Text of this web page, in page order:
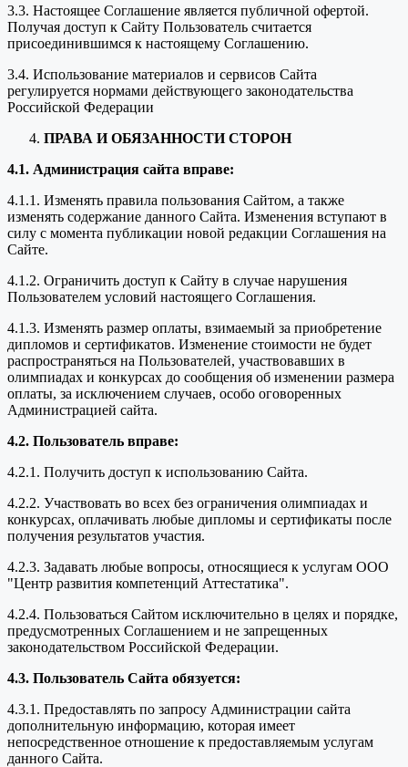
3.3. Настоящее Соглашение является публичной офертой.
Получая доступ к Сайту Пользователь считается
присоединившимся к настоящему Соглашению.
3.4. Использование материалов и сервисов Сайта
регулируется нормами действующего законодательства
Российской Федерации
ПРАВА И ОБЯЗАННОСТИ СТОРОН
4.1. Администрация сайта вправе:
4.1.1. Изменять правила пользования Сайтом, а также
изменять содержание данного Сайта. Изменения вступают в
силу с момента публикации новой редакции Соглашения на
Сайте.
4.1.2. Ограничить доступ к Сайту в случае нарушения
Пользователем условий настоящего Соглашения.
4.1.3. Изменять размер оплаты, взимаемый за приобретение
дипломов и сертификатов. Изменение стоимости не будет
распространяться на Пользователей, участвовавших в
олимпиадах и конкурсах до сообщения об изменении размера
оплаты, за исключением случаев, особо оговоренных
Администрацией сайта.
4.2. Пользователь вправе:
4.2.1. Получить доступ к использованию Сайта.
4.2.2. Участвовать во всех без ограничения олимпиадах и
конкурсах, оплачивать любые дипломы и сертификаты после
получения результатов участия.
4.2.3. Задавать любые вопросы, относящиеся к услугам ООО
"Центр развития компетенций Аттестатика".
4.2.4. Пользоваться Сайтом исключительно в целях и порядке,
предусмотренных Соглашением и не запрещенных
законодательством Российской Федерации.
4.3. Пользователь Сайта обязуется:
4.3.1. Предоставлять по запросу Администрации сайта
дополнительную информацию, которая имеет
непосредственное отношение к предоставляемым услугам
данного Сайта.